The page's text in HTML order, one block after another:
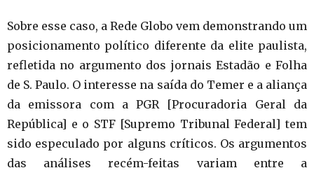
Sobre esse caso, a Rede Globo vem demonstrando um
posicionamento político diferente da elite paulista,
refletida no argumento dos jornais Estadão e Folha
de S. Paulo. O interesse na saída do Temer e a aliança
da emissora com a PGR [Procuradoria Geral da
República] e o STF [Supremo Tribunal Federal] tem
sido especulado por alguns críticos. Os argumentos
das análises recém-feitas variam entre a